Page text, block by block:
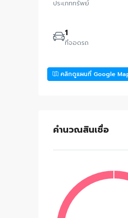
ประเภททรัพย์
1
ที่จอดรถ
คลิกดูแผนที่ Google
คำนวณสินเชื่อ